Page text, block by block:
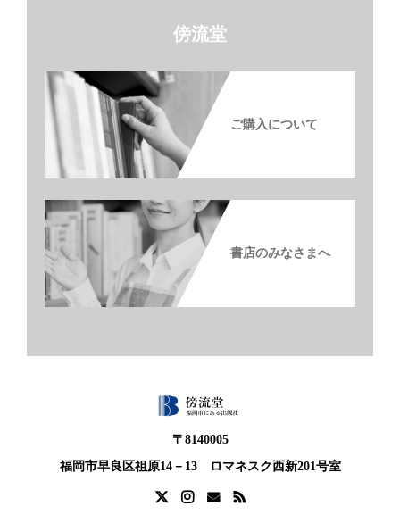
傍流堂
ご購入について
書店のみなさまへ
〒8140005
福岡市早良区祖原14－13 ロマネスク西新201号室